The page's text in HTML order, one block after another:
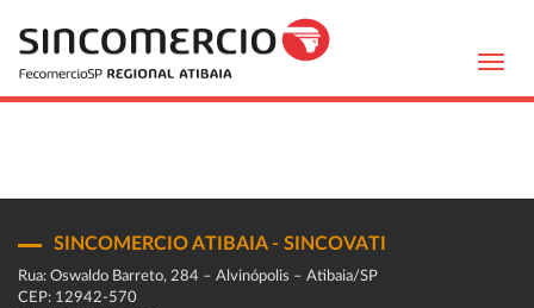
SINCOMERCIO ATIBAIA - SINCOVATI
Rua: Oswaldo Barreto, 284 – Alvinópolis – Atibaia/SP
CEP: 12942-570